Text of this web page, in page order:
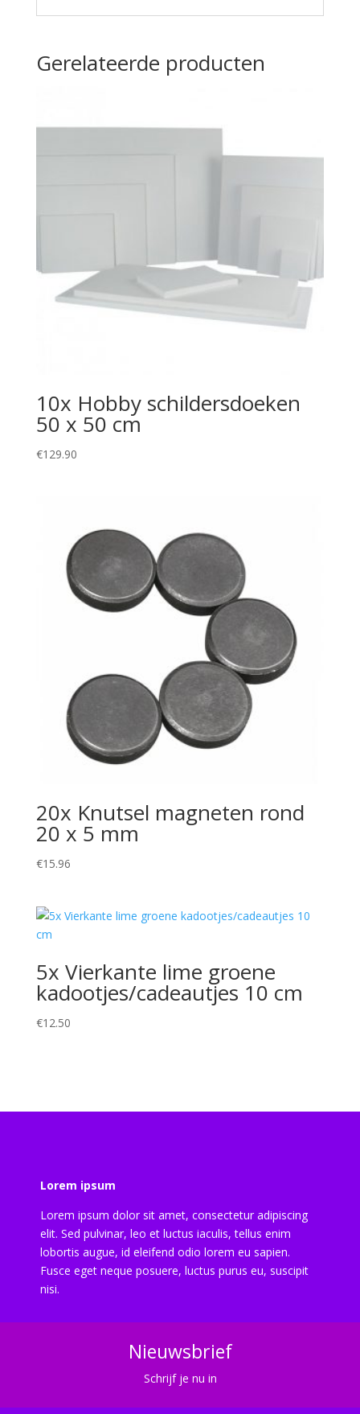
Gerelateerde producten
10x Hobby schildersdoeken
50 x 50 cm
€129.90
20x Knutsel magneten rond
20 x 5 mm
€15.96
5x Vierkante lime groene
kadootjes/cadeautjes 10 cm
€12.50
Lorem ipsum
Lorem ipsum dolor sit amet, consectetur adipiscing
elit. Sed pulvinar, leo et luctus iaculis, tellus enim
lobortis augue, id eleifend odio lorem eu sapien.
Fusce eget neque posuere, luctus purus eu, suscipit
nisi.
Nieuwsbrief
Schrijf je nu in